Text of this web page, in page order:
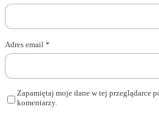
Adres email *
Zapamiętaj moje dane w tej przeglądarce
komentarzy.